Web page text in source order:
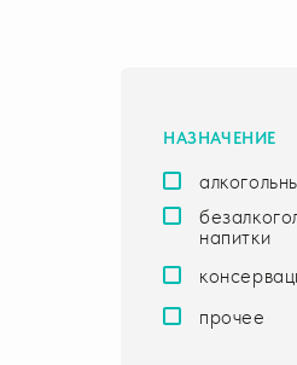
НАЗНАЧЕНИЕ
напитки
прочее